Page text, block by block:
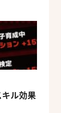
ル効果